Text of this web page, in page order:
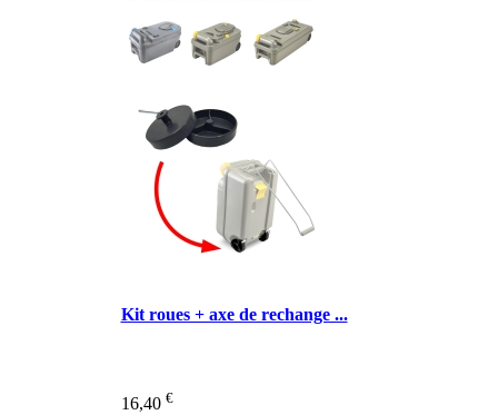
Kit roues + axe de rechange ...
16,40 €